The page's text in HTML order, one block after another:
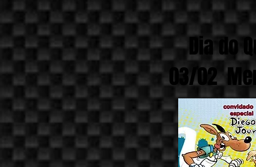
Dia do
03/02